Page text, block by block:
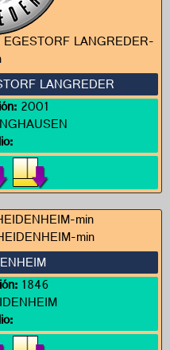
LANGREDER
2001
1846